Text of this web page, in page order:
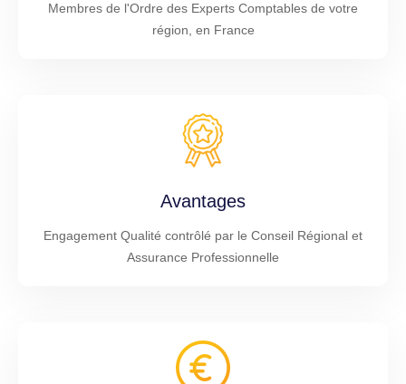
Membres de l'Ordre des Experts Comptables de votre
région, en France
Avantages
Engagement Qualité contrôlé par le Conseil Régional et
Assurance Professionnelle